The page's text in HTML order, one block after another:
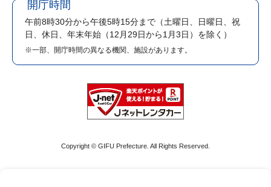
開庁時間
午前8時30分から午後5時15分まで （土曜日、日曜日、祝
日、休日、年末年始（12月29日から1月3日）を除く）
※一部、開庁時間の異なる機関、施設があります。
Copyright © GIFU Prefecture. All Rights Reserved.